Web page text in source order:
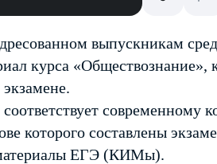
выпускникам
курса «Обществознание»,
современному
которого составлены
ЕГЭ (КИМы).